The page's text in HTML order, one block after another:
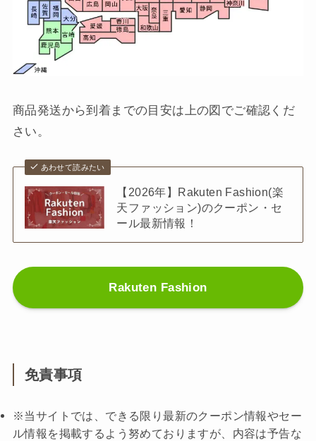
商品発送から到着までの目安は上の図でご確認くだ
さい。
あわせて読みたい
【2026年】Rakuten Fashion(楽
天ファッション)のクーポン・セ
ール最新情報！
Rakuten Fashion
免責事項
※当サイトでは、できる限り最新のクーポン情報やセー
ル情報を掲載するよう努めておりますが、内容は予告な